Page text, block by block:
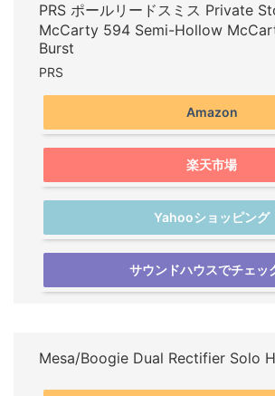
PRS ポールリードスミス Private
McCarty 594 Semi-Hollow
Burst
PRS
Amazon
楽天市場
Yahooショッピング
サウンドハウスでチェッ
Mesa/Boogie Dual Rectifier Solo